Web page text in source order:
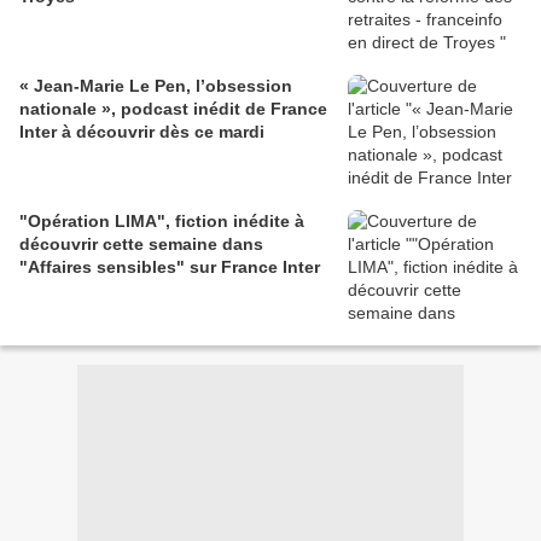
« Jean-Marie Le Pen, l’obsession
nationale », podcast inédit de France
Inter à découvrir dès ce mardi
"Opération LIMA", fiction inédite à
découvrir cette semaine dans
"Affaires sensibles" sur France Inter